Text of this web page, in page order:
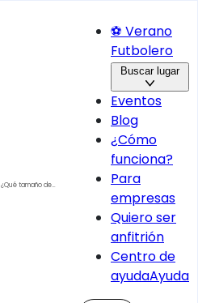
¿Qué tamaño de
⚽ Verano
Futbolero
Buscar lugar
Eventos
Blog
¿Cómo
funciona?
Para
empresas
Quiero ser
anfitrión
Centro de
ayudaAyuda